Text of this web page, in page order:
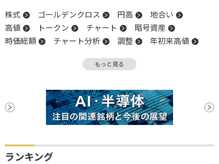
株式 ゴールデンクロス 円高
地合い
高値
トークン チャート
暗号資産
時価総額
チャート分析 調整
年初来高値
新高値
ビットコイン
もっと見る
ランキング